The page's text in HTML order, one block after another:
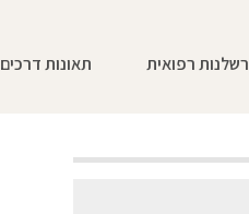
רשלנות רפואית תאונות דרכים